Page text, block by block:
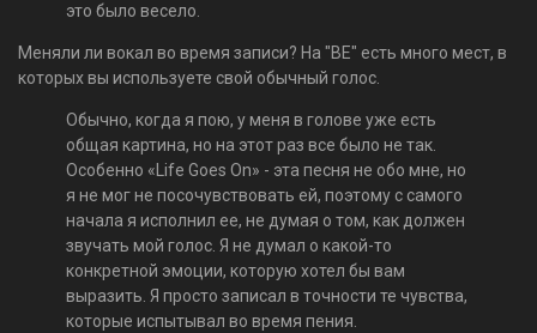
это было весело.
Меняли ли вокал во время записи? На "BE" есть много мест, в
которых вы используете свой обычный голос.
Обычно, когда я пою, у меня в голове уже есть
общая картина, но на этот раз все было не так.
Особенно «Life Goes On» - эта песня не обо мне, но
я не мог не посочувствовать ей, поэтому с самого
начала я исполнил ее, не думая о том, как должен
звучать мой голос. Я не думал о какой-то
конкретной эмоции, которую хотел бы вам
выразить. Я просто записал в точности те чувства,
которые испытывал во время пения.